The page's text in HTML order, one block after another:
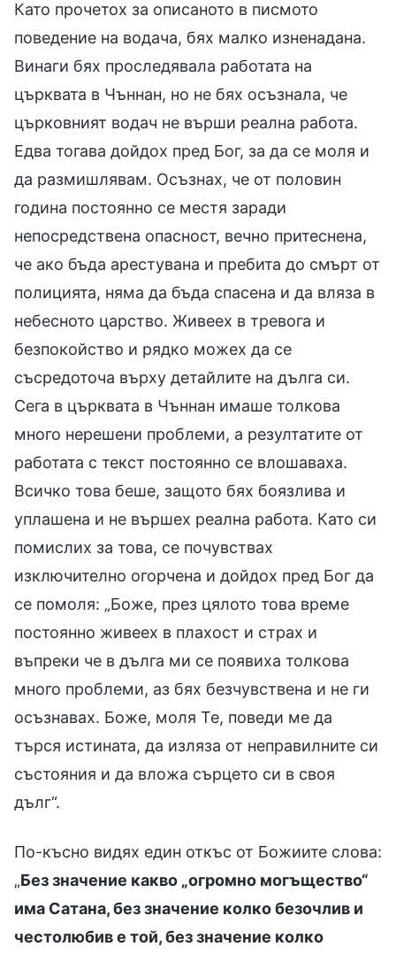
Като прочетох за описаното в писмото
поведение на водача, бях малко изненадана.
Винаги бях проследявала работата на
църквата в Чъннан, но не бях осъзнала, че
църковният водач не върши реална работа.
Едва тогава дойдох пред Бог, за да се моля и
да размишлявам. Осъзнах, че от половин
година постоянно се местя заради
непосредствена опасност, вечно притеснена,
че ако бъда арестувана и пребита до смърт от
полицията, няма да бъда спасена и да вляза в
небесното царство. Живеех в тревога и
безпокойство и рядко можех да се
съсредоточа върху детайлите на дълга си.
Сега в църквата в Чъннан имаше толкова
много нерешени проблеми, а резултатите от
работата с текст постоянно се влошаваха.
Всичко това беше, защото бях боязлива и
уплашена и не вършех реална работа. Като си
помислих за това, се почувствах
изключително огорчена и дойдох пред Бог да
се помоля: „Боже, през цялото това време
постоянно живеех в плахост и страх и
въпреки че в дълга ми се появиха толкова
много проблеми, аз бях безчувствена и не ги
осъзнавах. Боже, моля Те, поведи ме да
търся истината, да изляза от неправилните си
състояния и да вложа сърцето си в своя
дълг“.
По-късно видях един откъс от Божиите слова:
„Без значение какво „огромно могъщество“
има Сатана, без значение колко безочлив и
честолюбив е той, без значение колко